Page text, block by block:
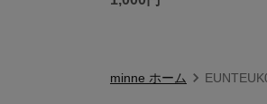
minne ホーム